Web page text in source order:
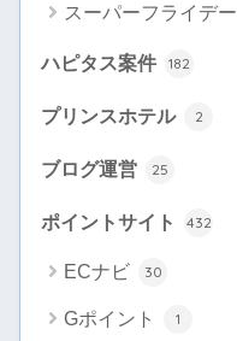
スーパーフライデー
ハピタス案件 182
プリンスホテル 2
ブログ運営 25
ポイントサイト 432
ECナビ 30
Gポイント 1